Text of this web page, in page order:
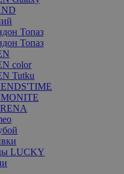
Топаз
Топаз
color
Tutku
LUCKY